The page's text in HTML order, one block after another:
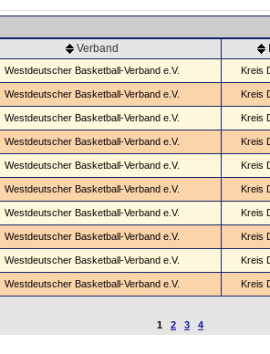
Verband
Westdeutscher Basketball-Verband e.V. Kreis
Westdeutscher Basketball-Verband e.V. Kreis
Westdeutscher Basketball-Verband e.V. Kreis
Westdeutscher Basketball-Verband e.V. Kreis
Westdeutscher Basketball-Verband e.V. Kreis
Westdeutscher Basketball-Verband e.V. Kreis
Westdeutscher Basketball-Verband e.V. Kreis
Westdeutscher Basketball-Verband e.V. Kreis
Westdeutscher Basketball-Verband e.V. Kreis
Westdeutscher Basketball-Verband e.V. Kreis
1 2 3 4